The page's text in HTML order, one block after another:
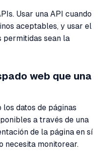
Usar una API cuando
aceptables, y usar el
permitidas sean la
web que una
datos de páginas
a través de una
de la página en sí
necesita monitorear.